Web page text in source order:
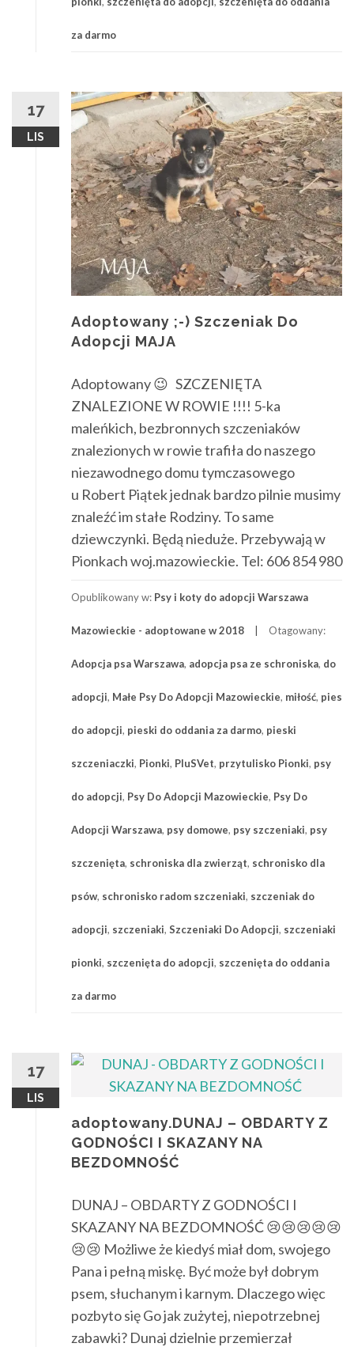
za darmo
17
LIS
Adoptowany ;-) Szczeniak Do
Adopcji MAJA
Adoptowany 😉 SZCZENIĘTA
ZNALEZIONE W ROWIE !!!! 5-ka
maleńkich, bezbronnych szczeniaków
znalezionych w rowie trafiła do naszego
niezawodnego domu tymczasowego
u Robert Piątek jednak bardzo pilnie musimy
znaleźć im stałe Rodziny. To same
dziewczynki. Będą nieduże. Przebywają w
Pionkach woj.mazowieckie. Tel: 606 854 980
Opublikowany w: Psy i koty do adopcji Warszawa
Mazowieckie - adoptowane w 2018 Otagowany:
Adopcja psa Warszawa, adopcja psa ze schroniska, do
adopcji, Małe Psy Do Adopcji Mazowieckie, miłość, pies
do adopcji, pieski do oddania za darmo, pieski
szczeniaczki, Pionki, PluSVet, przytulisko Pionki, psy
do adopcji, Psy Do Adopcji Mazowieckie, Psy Do
Adopcji Warszawa, psy domowe, psy szczeniaki, psy
szczenięta, schroniska dla zwierząt, schronisko dla
psów, schronisko radom szczeniaki, szczeniak do
adopcji, szczeniaki, Szczeniaki Do Adopcji, szczeniaki
pionki, szczenięta do adopcji, szczenięta do oddania
za darmo
17
LIS
adoptowany.DUNAJ – OBDARTY Z
GODNOŚCI I SKAZANY NA
BEZDOMNOŚĆ
DUNAJ – OBDARTY Z GODNOŚCI I
SKAZANY NA BEZDOMNOŚĆ 😢😢😢😢😢
😢😢 Możliwe że kiedyś miał dom, swojego
Pana i pełną miskę. Być może był dobrym
psem, słuchanym i karnym. Dlaczego więc
pozbyto się Go jak zużytej, niepotrzebnej
zabawki? Dunaj dzielnie przemierzał